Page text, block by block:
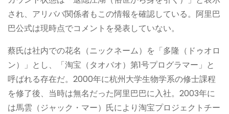
され、アリババ関係者もこの情報を確認している。阿里巴
巴公式は現時点でコメントを発表していない。
蔡氏は社内での花名（ニックネーム）を「多隆（ドゥオロ
ン）」とし、「淘宝（タオバオ）第1号プログラマー」と
呼ばれる存在だ。2000年に杭州大学生物学系の修士課程
を修了後、当時は無名だった阿里巴巴に入社。2003年に
は馬雲（ジャック・マー）氏により淘宝プロジェクトチー